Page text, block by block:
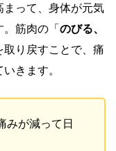
まって、身体が元気
。筋肉の「のびる、
取り戻すことで、痛
きます。
みが減って日